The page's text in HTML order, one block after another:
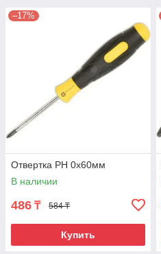
–17%
Отвертка РН 0х60мм
В наличии
486 ₸ 584 ₸
Купить